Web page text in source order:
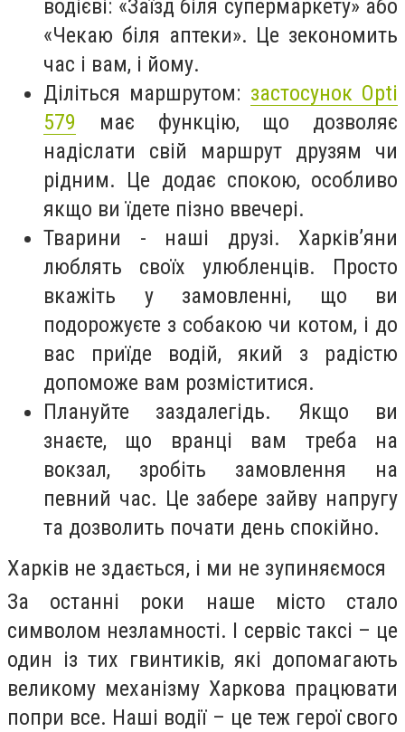
водієві: «Заїзд біля супермаркету» або
«Чекаю біля аптеки». Це зекономить
час і вам, і йому.
Діліться маршрутом: застосунок Opti
579 має функцію, що дозволяє
надіслати свій маршрут друзям чи
рідним. Це додає спокою, особливо
якщо ви їдете пізно ввечері.
Тварини - наші друзі. Харків’яни
люблять своїх улюбленців. Просто
вкажіть у замовленні, що ви
подорожуєте з собакою чи котом, і до
вас приїде водій, який з радістю
допоможе вам розміститися.
Плануйте заздалегідь. Якщо ви
знаєте, що вранці вам треба на
вокзал, зробіть замовлення на
певний час. Це забере зайву напругу
та дозволить почати день спокійно.
Харків не здається, і ми не зупиняємося
За останні роки наше місто стало
символом незламності. І сервіс таксі – це
один із тих гвинтиків, які допомагають
великому механізму Харкова працювати
попри все. Наші водії – це теж герої свого